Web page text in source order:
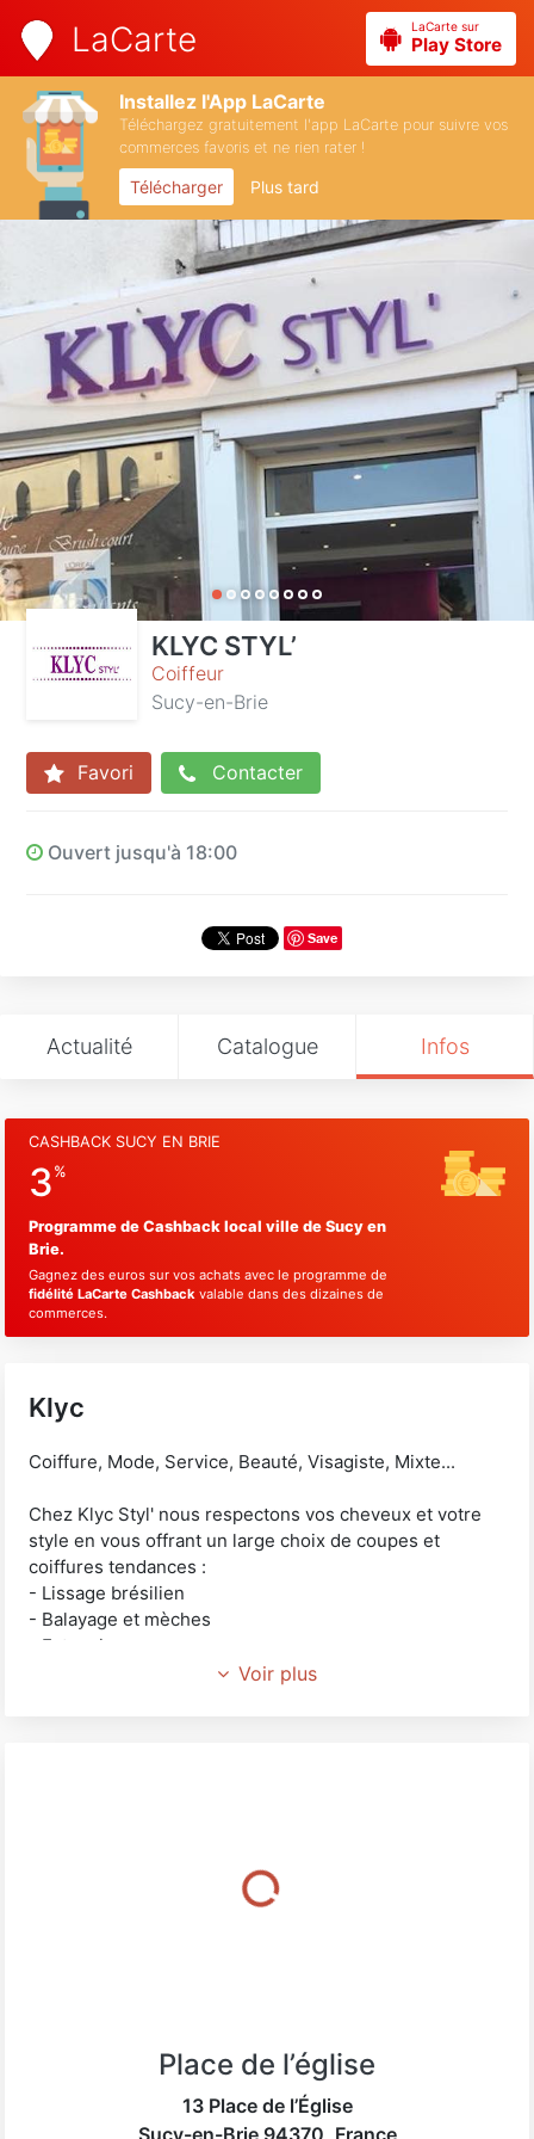
LaCarte LaCarte sur
Play Store
Installez l'App LaCarte
Téléchargez gratuitement l'app LaCarte pour suivre vos
commerces favoris et ne rien rater !
Télécharger Plus tard
KLYC STYL’
Coiffeur
Sucy-en-Brie
Favori Contacter
Ouvert jusqu'à 18:00
Save
Actualité Catalogue Infos
CASHBACK SUCY EN BRIE
3 %
Programme de Cashback local ville de Sucy en
Brie.
Gagnez des euros sur vos achats avec le programme de
fidélité LaCarte Cashback valable dans des dizaines de
commerces.
Klyc
Coiffure, Mode, Service, Beauté, Visagiste, Mixte...
Chez Klyc Styl' nous respectons vos cheveux et votre
style en vous offrant un large choix de coupes et
coiffures tendances :
- Lissage brésilien
- Balayage et mèches
- Extensions
- Masques classiques et profonds
nature de cheveux pour améliorer leur beauté et leur
Voir plus
Place de l’église
13 Place de l’Église
Sucy-en-Brie 94370 France